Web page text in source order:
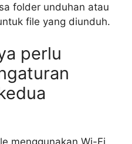
folder unduhan atau
file yang diunduh.
perlu
menggunakan Wi-Fi